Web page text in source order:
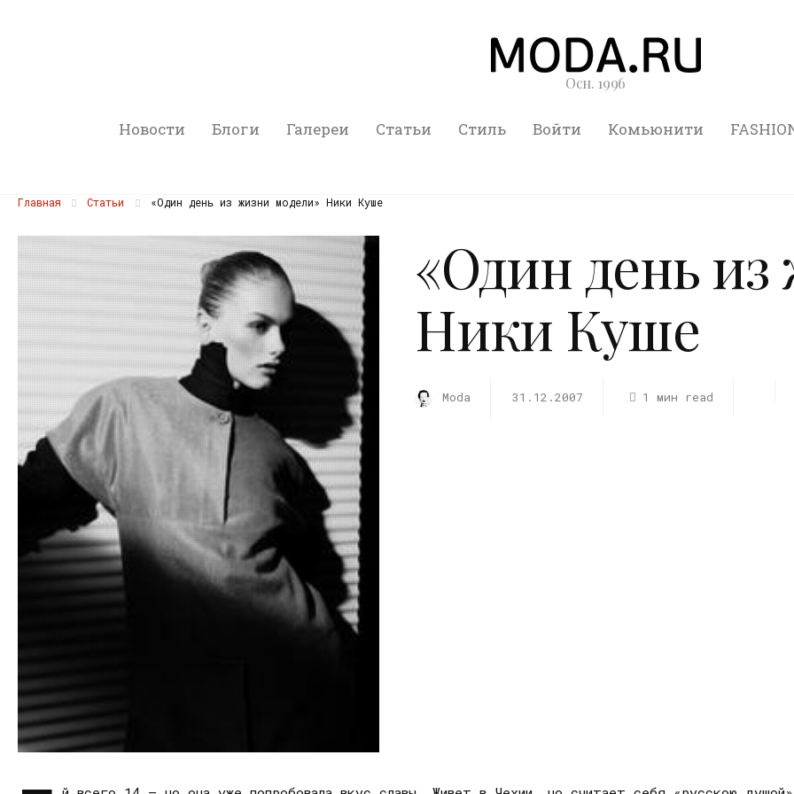
Осн. 1996
Новости Блоги Галереи Статьи Стиль Войти Комьюнити
Главная Статьи «Один день из жизни модели» Ники Куше
«Один день
Ники Куше
Moda 31.12.2007 1 мин read